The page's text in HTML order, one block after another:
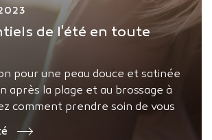
de l'été en toute
pour une peau douce et satinée
après la plage et au brossage à
comment prendre soin de vous
et simplicité.